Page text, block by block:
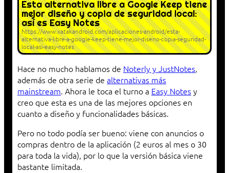
Esta alternativa libre a Google Keep tiene
mejor diseño y copia de seguridad local:
así es Easy Notes
https://www.xatakandroid.com/aplicaciones-android/esta-
alternativa-libre-a-google-keep-tiene-mejor-diseno-copia-seguridad-
local-asi-easy-notes
Hace no mucho hablamos de Noterly y JustNotes,
además de otra serie de alternativas más
mainstream. Ahora le toca el turno a Easy Notesy
creo que esta es una de las mejores opciones en
cuanto a diseño y funcionalidades básicas.
Pero no todo podía ser bueno: viene con anuncios o
compras dentro de la aplicación (2 euros al mes o 30
para toda la vida), por lo que la versión básica viene
bastante limitada.